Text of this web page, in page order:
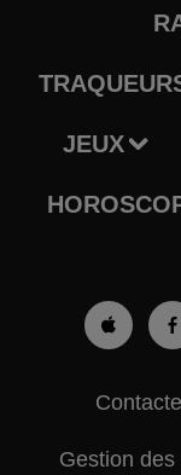
JEUX
Gestion des